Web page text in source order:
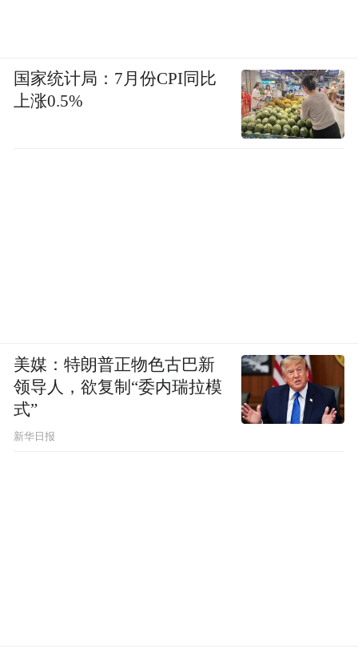
国家统计局：7月份CPI同比
上涨0.5%
美媒：特朗普正物色古巴新
领导人，欲复制“委内瑞拉模
式”
新华日报